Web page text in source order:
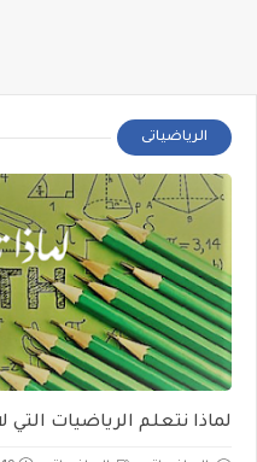
الرياضياتى
لماذا نتعلم الرياضيات التي